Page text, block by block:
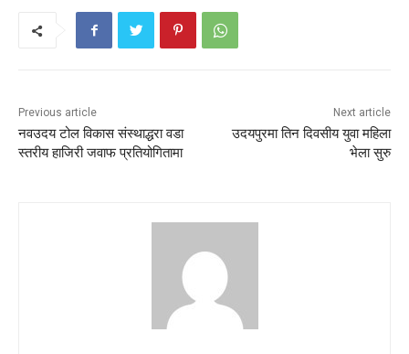
Previous article
नवउदय टोल विकास संस्थाद्धरा वडा
स्तरीय हाजिरी जवाफ प्रतियोगितामा
Next article
उदयपुरमा तिन दिवसीय युवा महिला
भेला सुरु